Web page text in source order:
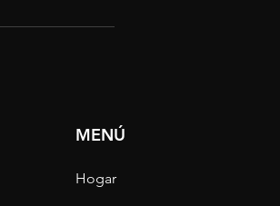
MENÚ
Hogar